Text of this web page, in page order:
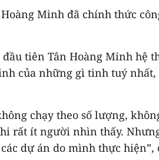
Minh đã chính thức
tiên Tân Hoàng Minh hệ
của những gì tinh tuý
chạy theo số lượng,
rất ít người nhìn thấy.
dự án do mình thực